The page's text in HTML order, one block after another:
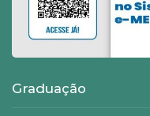
Graduação